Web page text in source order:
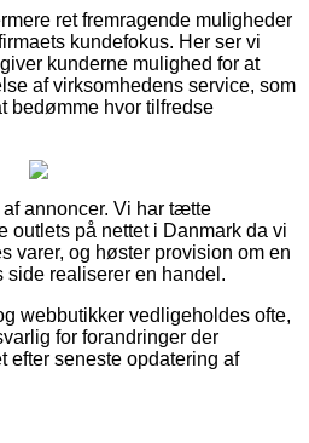
ret fremragende muligheder
kundefokus. Her ser vi
kunderne mulighed for at
af virksomhedens service, som
bedømme hvor tilfredse
annoncer. Vi har tætte
outlets på nettet i Danmark da vi
varer, og høster provision om en
side realiserer en handel.
webbutikker vedligeholdes ofte,
for forandringer der
efter seneste opdatering af